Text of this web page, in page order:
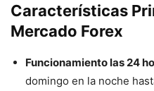
Características
Mercado Forex
Funcionamiento las 24
domingo en la noche